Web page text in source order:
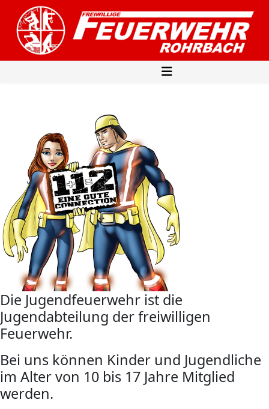
Die Jugendfeuerwehr ist die
Jugendabteilung der freiwilligen
Feuerwehr.
Bei uns können Kinder und Jugendliche
im Alter von 10 bis 17 Jahre Mitglied
werden.